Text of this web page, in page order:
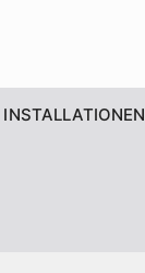
INSTALLATIONEN